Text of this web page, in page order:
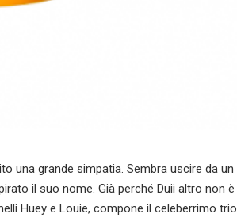
una grande simpatia. Sembra uscire da
il suo nome. Già perché Duii altro non
Huey e Louie, compone il celeberrimo trio